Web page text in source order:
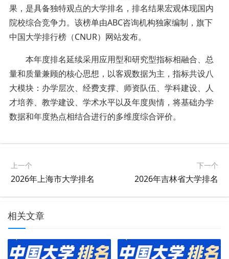
果，是具备独特观点的大学排名，排名结果宏观体现国内
院校综合竞争力。该榜单由ABC咨询机构独家编制，旗下
中国大学排行榜（CNUR）网站发布。
本年度排名延续采用应用型和研究型指标相融合、总
量和质量兼顾的核心思想，以客观数据为主，指标共设八
大模块：办学层次、经费支撑、师资队伍、学科建设、人
才培养、教学建设、学术水平以及年度舆情，将基础办学
数据和年度热点相结合进行的多维度综合评价。
上一个
2026年上海市大学排名
下一个
2026年吉林省大学排名
相关文章